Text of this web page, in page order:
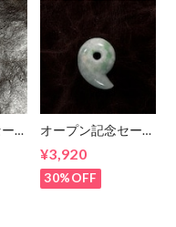
ン
オープン記念セー
がたま 勾玉
12.8g
¥3,920
30%OFF